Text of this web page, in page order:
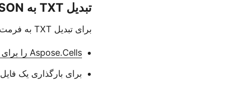
تبدیل TXT به JSON در سی شارپ
برای تبدیل TXT به فرمت JSON در سی شارپ مراحل زیر را دنبال کنید.
Aspose.Cells را برای دات نت نصب کنید
برای بارگذاری یک فایل TXT و تبدیل آن به فرمت JSON از کد زیر استفاده کنید: